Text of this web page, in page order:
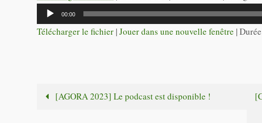
Lecteur
audio
00:00
Télécharger le fichier |Jouer dans une nouvelle fenêtre |
[AGORA 2023] Le podcast est disponible !